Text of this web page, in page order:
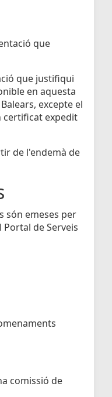
que
que justifiqui
en aquesta
excepte el
certificat expedit
de l'endemà de
són emeses per
de Serveis
comissió de